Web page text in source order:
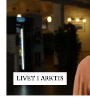
LIVET I ARKTIS